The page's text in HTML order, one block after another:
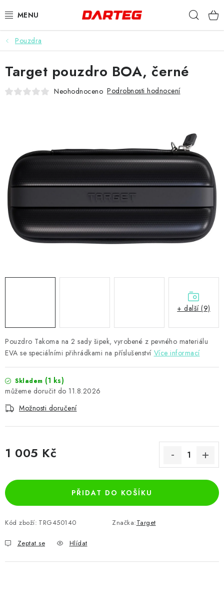
na
ŠIPKY
TERČE
DOPLŇKY K TERČI
HROTY
PŘÍSLUŠENSTVÍ
SLEVY
POUZDRA
Kontakty Hodnocení obchodu
Pouzdra
Pouzdro Takoma na 2 sady šipek, vyrobené z pevného materiálu
EVA se speciálními přihrádkami na příslušenství Více informací
Skladem (1 ks)
11.8.2026
Možnosti doručení
1 005 Kč
PŘIDAT DO KOŠÍKU
Kód zboží: TRG450140 Značka:Target
Zeptat se Hlídat
Target pouzdro BOA, černé
Neohodnoceno Podrobnosti hodnocení
+ další (9)